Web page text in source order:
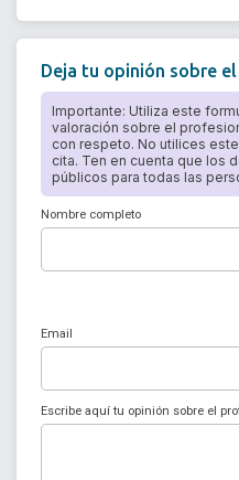
Deja tu opinión sobre
Importante: Utiliza este
valoración sobre el
con respeto. No utilices
cita. Ten en cuenta que los
públicos para todas las
Nombre completo
Email
Escribe aquí tu opinión sobre el